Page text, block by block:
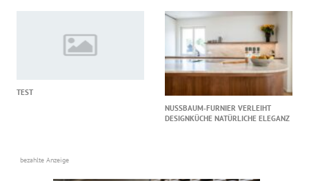
TEST
NUSSBAUM‑FURNIER VERLEIHT
DESIGNKÜCHE NATÜRLICHE ELEGANZ
bezahlte Anzeige